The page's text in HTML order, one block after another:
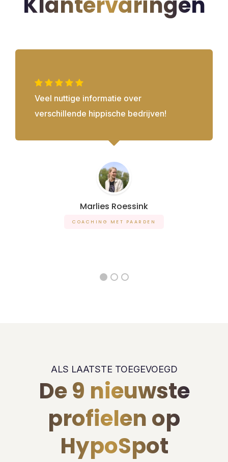
Veel nuttige informatie over
verschillende hippische bedrijven!
Marlies Roessink
COACHING MET PAARDEN
ALS LAATSTE TOEGEVOEGD
De 9 nieuwste
profielen op
HypoSpot